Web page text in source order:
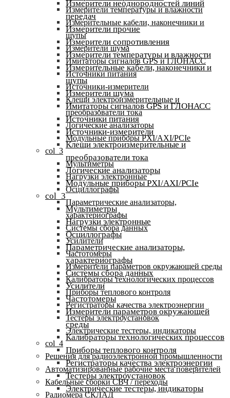
Измерители температуры и влажности
Измерительные кабели, наконечники и
щупы
Измерители шума
Имитаторы сигналов GPS и ГЛОНАСС
Источники питания
Источники-измерители
Клещи электроизмерительные и
преобразователи тока
Логические анализаторы
Модульные приборы PXI/AXI/PCIe
col_3
Мультиметры
Нагрузки электронные
Осциллографы
Параметрические анализаторы,
характериографы
Системы сбора данных
Усилители
Частотомеры
Измерители параметров окружающей среды
Калибраторы технологических процессов
Приборы теплового контроля
Регистраторы качества электроэнергии
Тестеры электроустановок
Электрические тестеры, индикаторы
col_4
Решения для радиоэлектронной промышленности
Автоматизированные рабочие места поверителей
Кабельные сборки СВЧ / переходы
Радиомера СКЛАД
Измерители неоднородностей линий
передач
Измерители прочие
Измерители сопротивления
Измерители температуры и влажности
Измерительные кабели, наконечники и
щупы
Измерители шума
Имитаторы сигналов GPS и ГЛОНАСС
Источники питания
Источники-измерители
Клещи электроизмерительные и
преобразователи тока
Логические анализаторы
Модульные приборы PXI/AXI/PCIe
col_3
Мультиметры
Нагрузки электронные
Осциллографы
Параметрические анализаторы,
характериографы
Системы сбора данных
Усилители
Частотомеры
Измерители параметров окружающей
среды
Калибраторы технологических процессов
Приборы теплового контроля
Регистраторы качества электроэнергии
Тестеры электроустановок
Электрические тестеры, индикаторы